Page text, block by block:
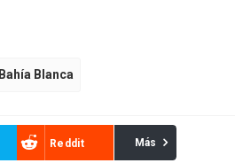
Bahía Blanca
Reddit Más